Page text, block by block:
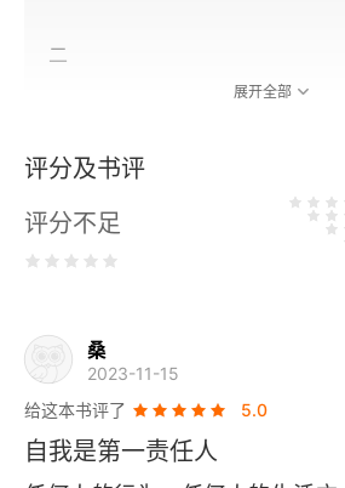
二
四
一个企业主的童年
展开全部
评分及书评
评分不足
桑
2023-11-15
给这本书评了
5.0
自我是第一责任人